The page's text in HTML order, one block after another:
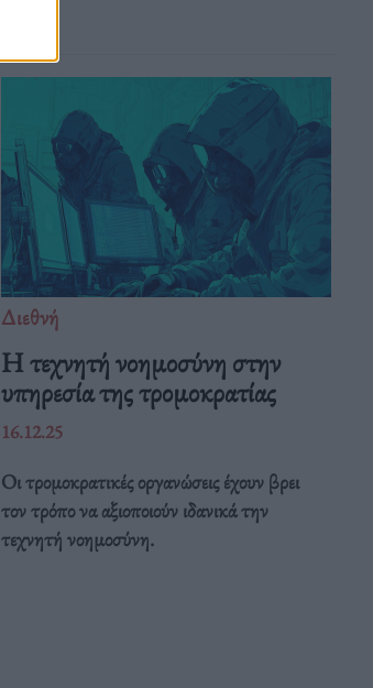
Διεθνή
Η τεχνητή νοημοσύνη στην
υπηρεσία της τρομοκρατίας
16.12.25
Οι τρομοκρατικές οργανώσεις έχουν βρει
τον τρόπο να αξιοποιούν ιδανικά την
τεχνητή νοημοσύνη.